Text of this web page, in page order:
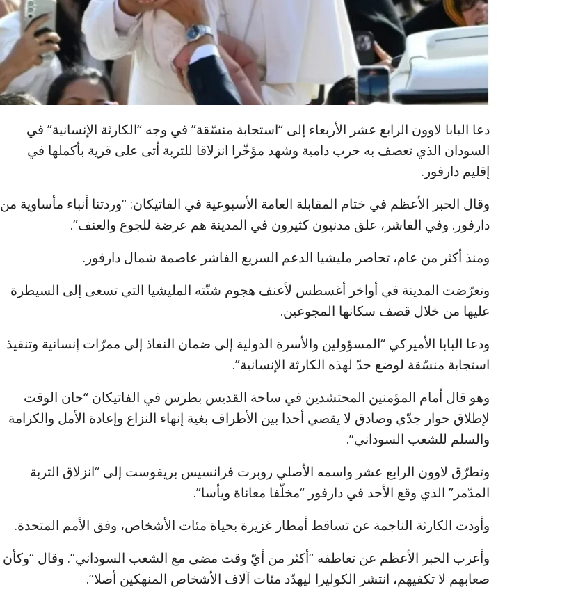
دعا البابا لاوون الرابع عشر الأربعاء إلى “استجابة منسّقة” في وجه “الكارثة الإنسانية” في
السودان الذي تعصف به حرب دامية وشهد مؤخّرا انزلاقا للتربة أتى على قرية بأكملها في
إقليم دارفور.
وقال الحبر الأعظم في ختام المقابلة العامة الأسبوعية في الفاتيكان: “وردتنا أنباء مأساوية من
دارفور. وفي الفاشر، علق مدنيون كثيرون في المدينة هم عرضة للجوع والعنف”.
ومنذ أكثر من عام، تحاصر مليشيا الدعم السريع الفاشر عاصمة شمال دارفور.
وتعرّضت المدينة في أواخر أغسطس لأعنف هجوم شنّته المليشيا التي تسعى إلى السيطرة
عليها من خلال قصف سكانها المجوعين.
ودعا البابا الأميركي “المسؤولين والأسرة الدولية إلى ضمان النفاذ إلى ممرّات إنسانية وتنفيذ
استجابة منسّقة لوضع حدّ لهذه الكارثة الإنسانية”.
وهو قال أمام المؤمنين المحتشدين في ساحة القديس بطرس في الفاتيكان “حان الوقت
لإطلاق حوار جدّي وصادق لا يقصي أحدا بين الأطراف بغية إنهاء النزاع وإعادة الأمل والكرامة
والسلم للشعب السوداني”.
وتطرّق لاوون الرابع عشر واسمه الأصلي روبرت فرانسيس بريفوست إلى “انزلاق التربة
المدّمر” الذي وقع الأحد في دارفور “مخلّفا معاناة ويأسا”.
وأودت الكارثة الناجمة عن تساقط أمطار غزيرة بحياة مئات الأشخاص، وفق الأمم المتحدة.
وأعرب الحبر الأعظم عن تعاطفه “أكثر من أيّ وقت مضى مع الشعب السوداني”. وقال “وكأن
صعابهم لا تكفيهم، انتشر الكوليرا ليهدّد مئات آلاف الأشخاص المنهكين أصلا”.